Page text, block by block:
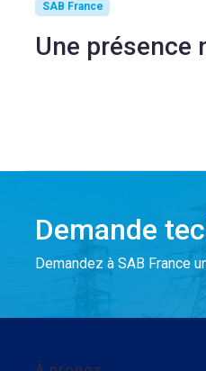
SAB France
Une présence
Demande
Demandez à SAB France